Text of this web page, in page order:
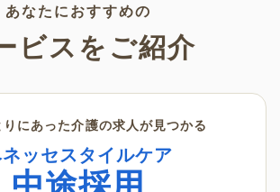
あなたにおすすめの
ビスをご紹介
りにあった介護の求人が見つかる
ッセスタイルケア